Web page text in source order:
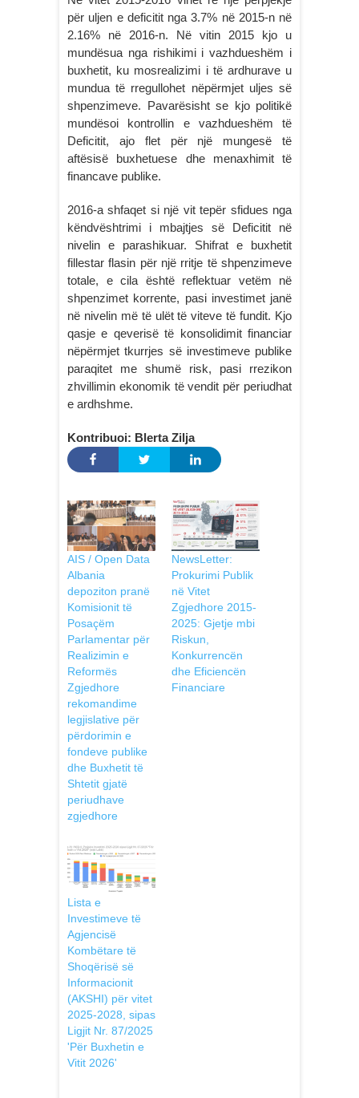
për uljen e deficitit nga 3.7% në 2015-n në
2.16% në 2016-n. Në vitin 2015 kjo u
mundësua nga rishikimi i vazhdueshëm i
buxhetit, ku mosrealizimi i të ardhurave u
mundua të rregullohet nëpërmjet uljes së
shpenzimeve. Pavarësisht se kjo politikë
mundësoi kontrollin e vazhdueshëm të
Deficitit, ajo flet për një mungesë të
aftësisë buxhetuese dhe menaxhimit të
financave publike.
2016-a shfaqet si një vit tepër sfidues nga
këndvështrimi i mbajtjes së Deficitit në
nivelin e parashikuar. Shifrat e buxhetit
fillestar flasin për një rritje të shpenzimeve
totale, e cila është reflektuar vetëm në
shpenzimet korrente, pasi investimet janë
në nivelin më të ulët të viteve të fundit. Kjo
qasje e qeverisë të konsolidimit financiar
nëpërmjet tkurrjes së investimeve publike
paraqitet me shumë risk, pasi rrezikon
zhvillimin ekonomik të vendit për periudhat
e ardhshme.
Kontribuoi: Blerta Zilja
AIS / Open Data
Albania
depoziton pranë
Komisionit të
Posaçëm
Parlamentar për
Realizimin e
Reformës
Zgjedhore
rekomandime
legjislative për
përdorimin e
fondeve publike
dhe Buxhetit të
Shtetit gjatë
periudhave
zgjedhore
NewsLetter:
Prokurimi Publik
në Vitet
Zgjedhore 2015-
2025: Gjetje mbi
Riskun,
Konkurrencën
dhe Eficiencën
Financiare
Lista e
Investimeve të
Agjencisë
Kombëtare të
Shoqërisë së
Informacionit
(AKSHI) për vitet
2025-2028, sipas
Ligjit Nr. 87/2025
'Për Buxhetin e
Vitit 2026'